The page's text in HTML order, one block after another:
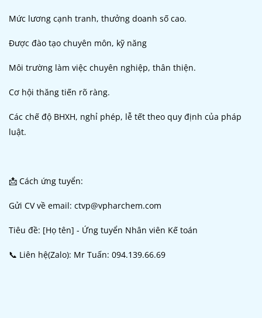
Mức lương cạnh tranh, thưởng doanh số cao.
Được đào tạo chuyên môn, kỹ năng
Môi trường làm việc chuyên nghiệp, thân thiện.
Cơ hội thăng tiến rõ ràng.
Các chế độ BHXH, nghỉ phép, lễ tết theo quy định của pháp
luật.
📩 Cách ứng tuyển:
Gửi CV về email: ctvp@vpharchem.com
Tiêu đề: [Họ tên] - Ứng tuyển Nhân viên Kế toán
📞 Liên hệ(Zalo): Mr Tuấn: 094.139.66.69